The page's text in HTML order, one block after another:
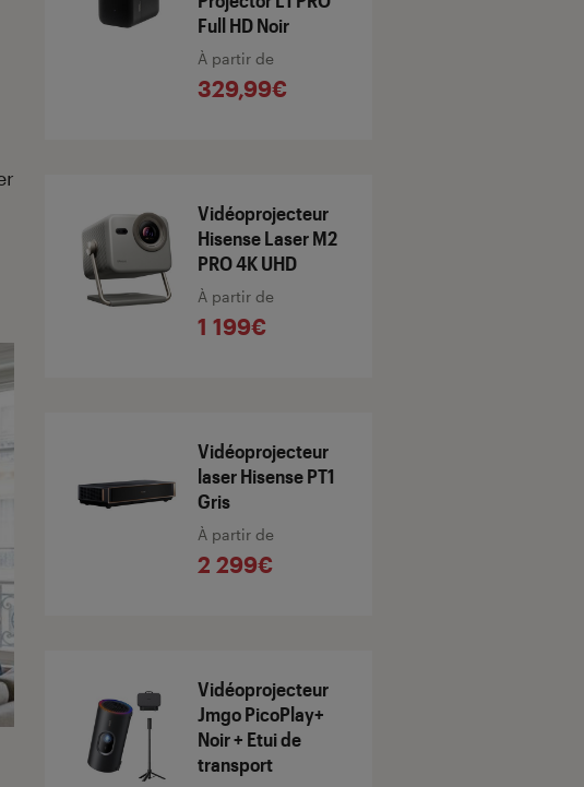
Full HD Noir
À partir de
329,99€
Vidéoprojecteur
Hisense Laser M2
PRO 4K UHD
À partir de
1 199€
Vidéoprojecteur
laser Hisense PT1
Gris
À partir de
2 299€
Vidéoprojecteur
Jmgo PicoPlay+
Noir + Etui de
transport